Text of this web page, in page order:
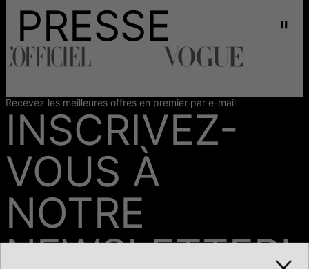
PRESSE
Recevez les meilleures offres en premier par e-mail
INSCRIVEZ-
VOUS À
NOTRE
NEWSLETTER!